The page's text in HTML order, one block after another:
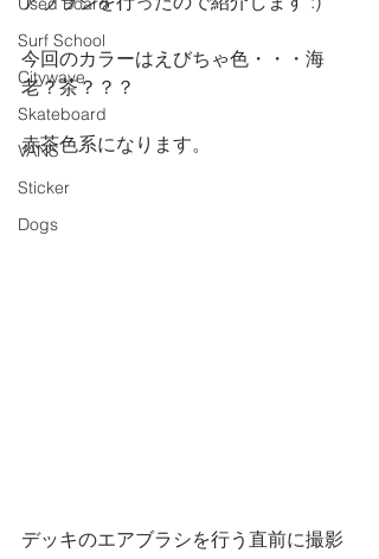
Surf School
Citywave
Skateboard
VANS
Sticker
Dogs
今回のカラーはえびちゃ色・・・海
老？茶？？？
赤茶色系になります。
デッキのエアブラシを行う直前に撮影